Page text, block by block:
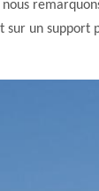
sur un support